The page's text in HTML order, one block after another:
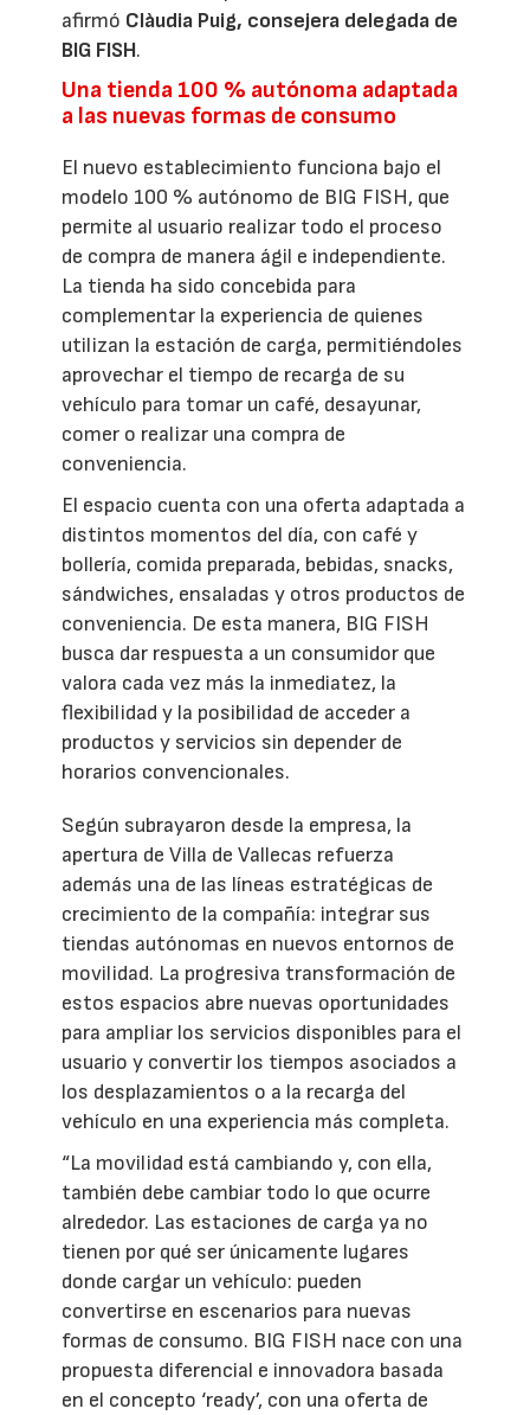
afirmó Clàudia Puig, consejera delegada de
BIG FISH.
Una tienda 100 % autónoma adaptada
a las nuevas formas de consumo
El nuevo establecimiento funciona bajo el
modelo 100 % autónomo de BIG FISH, que
permite al usuario realizar todo el proceso
de compra de manera ágil e independiente.
La tienda ha sido concebida para
complementar la experiencia de quienes
utilizan la estación de carga, permitiéndoles
aprovechar el tiempo de recarga de su
vehículo para tomar un café, desayunar,
comer o realizar una compra de
conveniencia.
El espacio cuenta con una oferta adaptada a
distintos momentos del día, con café y
bollería, comida preparada, bebidas, snacks,
sándwiches, ensaladas y otros productos de
conveniencia. De esta manera, BIG FISH
busca dar respuesta a un consumidor que
valora cada vez más la inmediatez, la
flexibilidad y la posibilidad de acceder a
productos y servicios sin depender de
horarios convencionales.
Según subrayaron desde la empresa, la
apertura de Villa de Vallecas refuerza
además una de las líneas estratégicas de
crecimiento de la compañía: integrar sus
tiendas autónomas en nuevos entornos de
movilidad. La progresiva transformación de
estos espacios abre nuevas oportunidades
para ampliar los servicios disponibles para el
usuario y convertir los tiempos asociados a
los desplazamientos o a la recarga del
vehículo en una experiencia más completa.
“La movilidad está cambiando y, con ella,
también debe cambiar todo lo que ocurre
alrededor. Las estaciones de carga ya no
tienen por qué ser únicamente lugares
donde cargar un vehículo: pueden
convertirse en escenarios para nuevas
formas de consumo. BIG FISH nace con una
propuesta diferencial e innovadora basada
en el concepto ‘ready’, con una oferta de